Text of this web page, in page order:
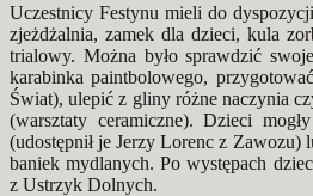
Uczestnicy Festynu mieli do
zjeżdżalnia, zamek dla dzieci, kula
trialowy. Można było sprawdzić
karabinka paintbolowego,
Świat), ulepić z gliny różne naczynia
(warsztaty ceramiczne). Dzieci
(udostępnił je Jerzy Lorenc z Zawozu)
baniek mydlanych. Po występach
z Ustrzyk Dolnych.